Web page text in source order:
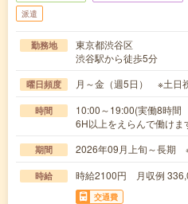
派遣
勤務地
東京都渋谷区
渋谷駅から徒歩5分
曜日頻度 月～金（週5日） ※土日
時間
10:00～19:00(実働8時
6H以上をえらんで働け
期間 2026年09月上旬～長期
時給 時給2100円 月収例
交通費